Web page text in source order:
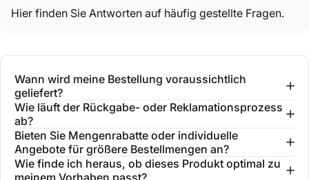
Hier finden Sie Antworten auf häufig gestellte Fragen.
Wann wird meine Bestellung voraussichtlich
geliefert?
Wie läuft der Rückgabe- oder Reklamationsprozess
ab?
Bieten Sie Mengenrabatte oder individuelle
Angebote für größere Bestellmengen an?
Wie finde ich heraus, ob dieses Produkt optimal zu